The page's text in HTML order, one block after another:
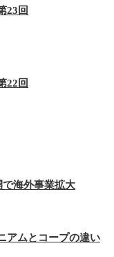
23回
22回
で海外事業拡大
アムとコープの違い